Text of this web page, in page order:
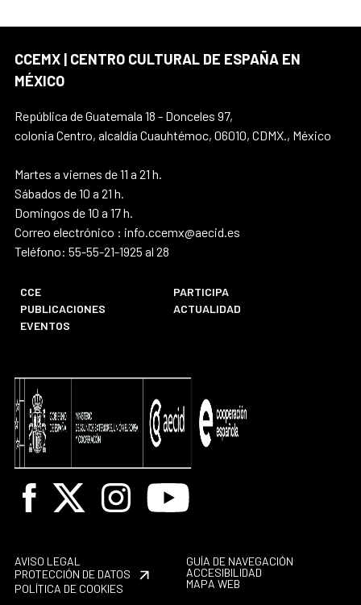
CCEMX | CENTRO CULTURAL DE ESPAÑA EN
MÉXICO
República de Guatemala 18 - Donceles 97,
colonia Centro, alcaldía Cuauhtémoc, 06010, CDMX., México
Martes a viernes de 11 a 21 h.
Sábados de 10 a 21 h.
Domingos de 10 a 17 h.
Correo electrónico : info.ccemx@aecid.es
Teléfono: 55-55-21-1925 al 28
CCE
PARTICIPA
PUBLICACIONES
ACTUALIDAD
EVENTOS
Facebook
X InstagramYoutube
AVISO LEGAL
PROTECCIÓN DE DATOS
POLÍTICA DE COOKIES
GUÍA DE NAVEGACIÓN
ACCESIBILIDAD
MAPA WEB